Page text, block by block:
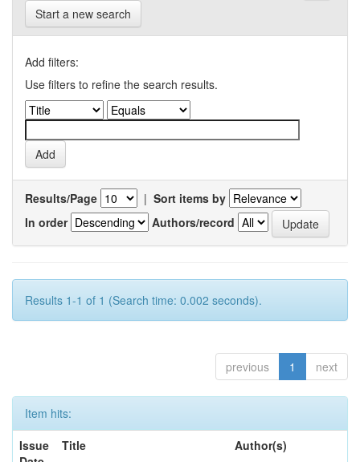
Start a new search
Add filters:
Use filters to refine the search results.
Results/Page | Sort items by
In order
Authors/record
Results 1-1 of 1 (Search time: 0.002 seconds).
previous 1 next
Item hits:
Issue
Title Author(s)